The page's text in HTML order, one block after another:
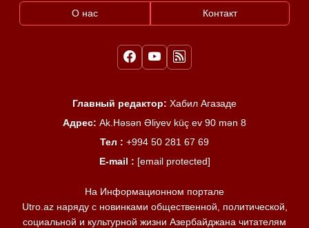
О нас Контакт
Главный редактор: Хабил Агазаде
Адрес: Ak.Həsən Əliyev küç ev 90 mən 8
Тел : +994 50 281 67 69
E-mail : [email protected]
На Информационном портале
Utro.az наряду с новинками общественной, политической,
социальной и культурной жизни Азербайджана читателям